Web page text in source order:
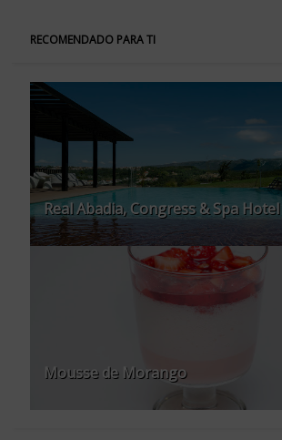
RECOMENDADO PARA TI
Real Abadia, Congress & Spa Hotel
Mousse de Morango